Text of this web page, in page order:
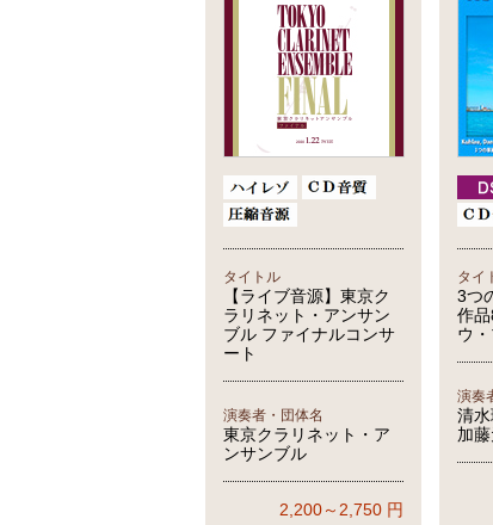
タイトル
【ライブ音源】東京ク
ラリネット・アンサン
ブル ファイナルコンサ
ート
演奏者・団体名
東京クラリネット・ア
ンサンブル
2,200～2,750 円
タイ
3つ
作
ウ
演奏
清
加